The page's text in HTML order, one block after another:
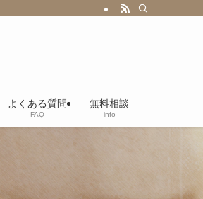
よくある質問
FAQ
無料相談
info